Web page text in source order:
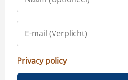
Privacy policy